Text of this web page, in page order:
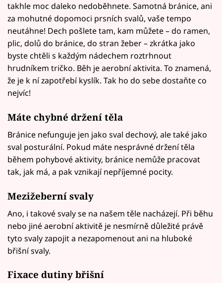
takhle moc daleko nedoběhnete. Samotná bránice, ani
za mohutné dopomoci prsních svalů, vaše tempo
neutáhne! Dech pošlete tam, kam můžete – do ramen,
plic, dolů do bránice, do stran žeber – zkrátka jako
byste chtěli s každým nádechem roztrhnout
hrudníkem tričko. Běh je aerobní aktivita. To znamená,
že je k ní zapotřebí kyslík. Tak ho do sebe dostaňte co
nejvíc!
Máte chybné držení těla
Bránice nefunguje jen jako sval dechový, ale také jako
sval posturální. Pokud máte nesprávné držení těla
během pohybové aktivity, bránice nemůže pracovat
tak, jak má, a pak vznikají nepříjemné pocity.
Mezižeberní svaly
Ano, i takové svaly se na našem těle nacházejí. Při běhu
nebo jiné aerobní aktivitě je nesmírně důležité právě
tyto svaly zapojit a nezapomenout ani na hluboké
břišní svaly.
Fixace dutiny břišní